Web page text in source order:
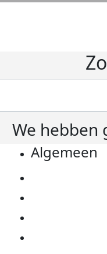
We hebben
Algemeen